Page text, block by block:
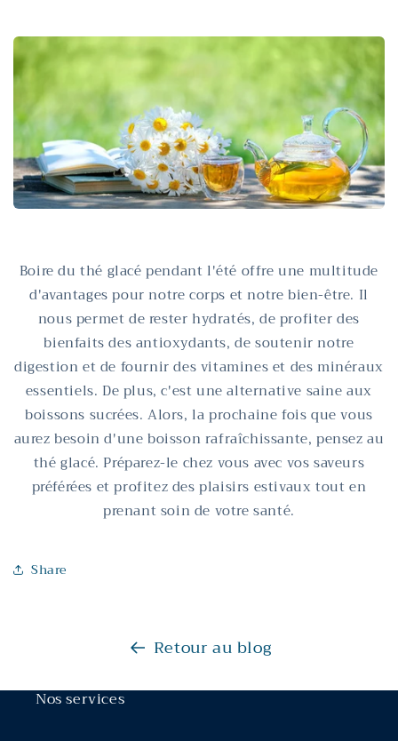
Boire du thé glacé pendant l'été offre une multitude
d'avantages pour notre corps et notre bien-être. Il
nous permet de rester hydratés, de profiter des
bienfaits des antioxydants, de soutenir notre
digestion et de fournir des vitamines et des minéraux
essentiels. De plus, c'est une alternative saine aux
boissons sucrées. Alors, la prochaine fois que vous
aurez besoin d'une boisson rafraîchissante, pensez au
thé glacé. Préparez-le chez vous avec vos saveurs
préférées et profitez des plaisirs estivaux tout en
prenant soin de votre santé.
Share
Retour au blog
Nos services